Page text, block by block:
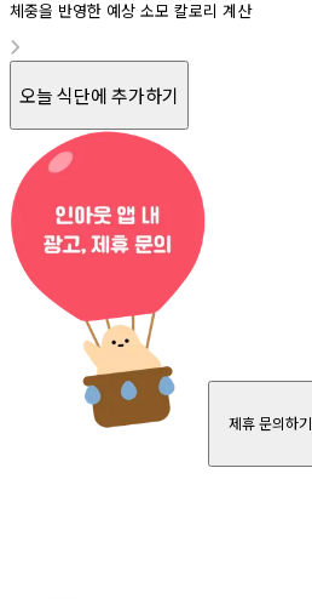
체중을 반영한 예상 소모 칼로리 계산
오늘 식단에 추가하기
제휴 문의하기